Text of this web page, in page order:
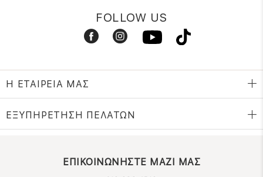
FOLLOW US
Η ΕΤΑΙΡΕΙΑ ΜΑΣ
ΕΞΥΠΗΡΕΤΗΣΗ ΠΕΛΑΤΩΝ
ΕΠΙΚΟΙΝΩΝΗΣΤΕ ΜΑΖΙ ΜΑΣ